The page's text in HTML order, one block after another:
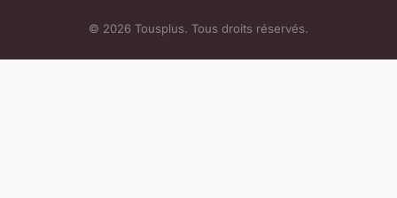
© 2026 Tousplus. Tous droits réservés.